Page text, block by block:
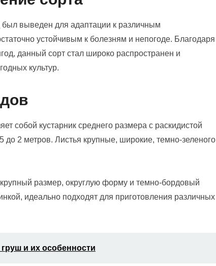
выведен для адаптации к различным
устойчивым к болезням и непогоде. Благодаря
данный сорт стал широко распространен и
культур.
собой кустарник среднего размера с раскидистой
до 2 метров. Листья крупные, широкие, темно-зеленого
размер, округлую форму и темно-бордовый
идеально подходят для приготовления различных
и их особенности